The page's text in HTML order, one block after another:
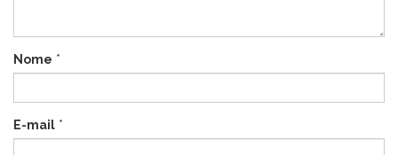
Nome *
E-mail *